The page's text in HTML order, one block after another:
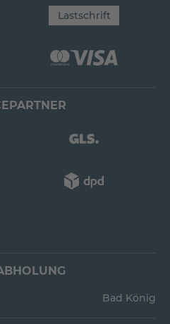
Lastschrift
Bad König